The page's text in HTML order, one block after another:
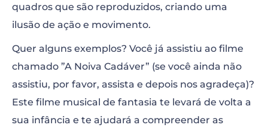
quadros que são reproduzidos, criando uma
ilusão de ação e movimento.
Quer alguns exemplos? Você já assistiu ao filme
chamado ”A Noiva Cadáver” (se você ainda não
assistiu, por favor, assista e depois nos agradeça)?
Este filme musical de fantasia te levará de volta a
sua infância e te ajudará a compreender as